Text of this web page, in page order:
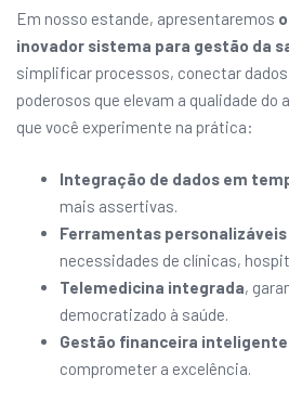
Em nosso estande, apresentaremos
inovador sistema para gestão da
simplificar processos, conectar
poderosos que elevam a qualidade do
que você experimente na prática:
Integração de dados em
mais assertivas.
Ferramentas personalizáveis
necessidades de clínicas,
Telemedicina integrada,
democratizado à saúde.
Gestão financeira inteligente
comprometer a excelência.